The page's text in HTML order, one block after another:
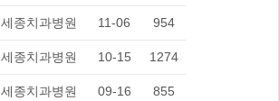
세종치과병원 11-06 954
세종치과병원 10-15 1274
세종치과병원 09-16 855